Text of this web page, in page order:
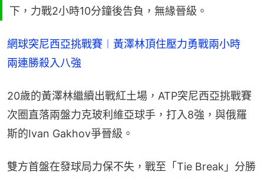
下，力戰2小時10分鐘後告負，無緣晉級。
網球突尼西亞挑戰賽︱黃澤林頂住壓力勇戰兩小時
兩連勝殺入八強
20歲的黃澤林繼續出戰紅土場，ATP突尼西亞挑戰賽
次圈直落兩盤力克玻利維亞球手，打入8強，與俄羅
斯的Ivan Gakhov爭晉級。
雙方首盤在發球局力保不失，戰至「Tie Break」分勝